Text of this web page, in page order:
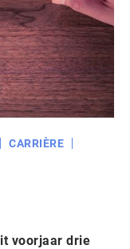
CARRIÈRE
voorjaar drie